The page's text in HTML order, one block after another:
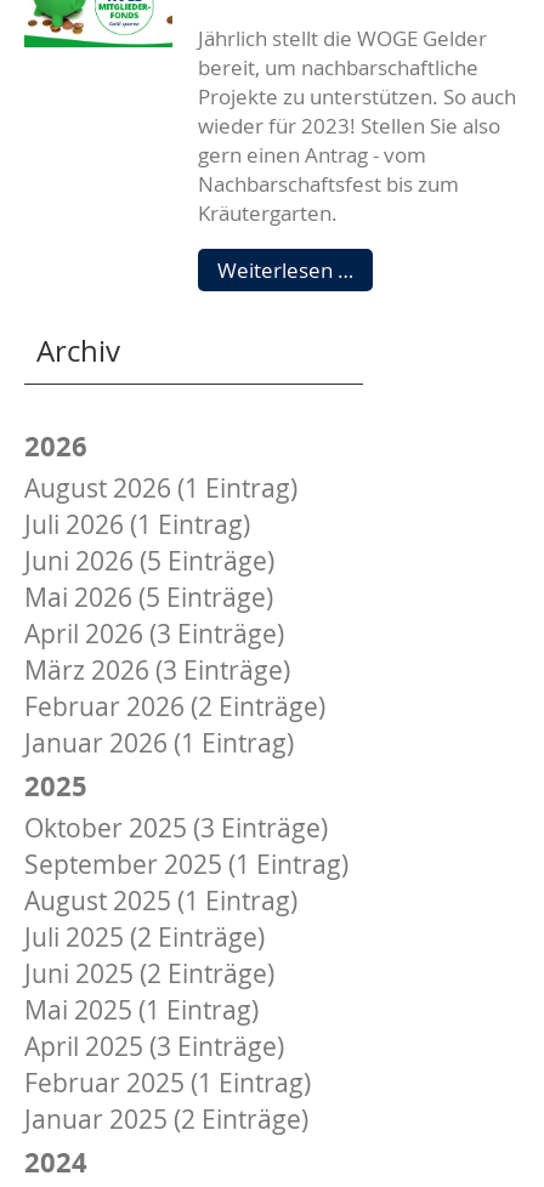
Jährlich stellt die WOGE Gelder
bereit, um nachbarschaftliche
Projekte zu unterstützen. So auch
wieder für 2023! Stellen Sie also
gern einen Antrag - vom
Nachbarschaftsfest bis zum
Kräutergarten.
Weiterlesen … Mitglieder-
Fonds
Archiv
2026
August 2026 (1 Eintrag)
Juli 2026 (1 Eintrag)
Juni 2026 (5 Einträge)
Mai 2026 (5 Einträge)
April 2026 (3 Einträge)
März 2026 (3 Einträge)
Februar 2026 (2 Einträge)
Januar 2026 (1 Eintrag)
2025
Oktober 2025 (3 Einträge)
September 2025 (1 Eintrag)
August 2025 (1 Eintrag)
Juli 2025 (2 Einträge)
Juni 2025 (2 Einträge)
Mai 2025 (1 Eintrag)
April 2025 (3 Einträge)
Februar 2025 (1 Eintrag)
Januar 2025 (2 Einträge)
2024